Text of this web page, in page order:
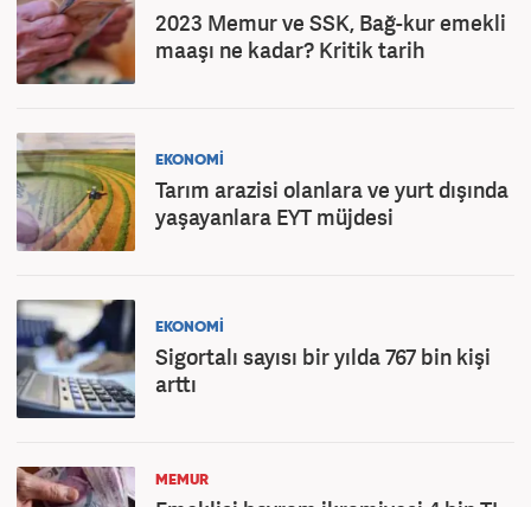
2023 Memur ve SSK, Bağ-kur emekli
maaşı ne kadar? Kritik tarih
EKONOMİ
Tarım arazisi olanlara ve yurt dışında
yaşayanlara EYT müjdesi
EKONOMİ
Sigortalı sayısı bir yılda 767 bin kişi
arttı
MEMUR